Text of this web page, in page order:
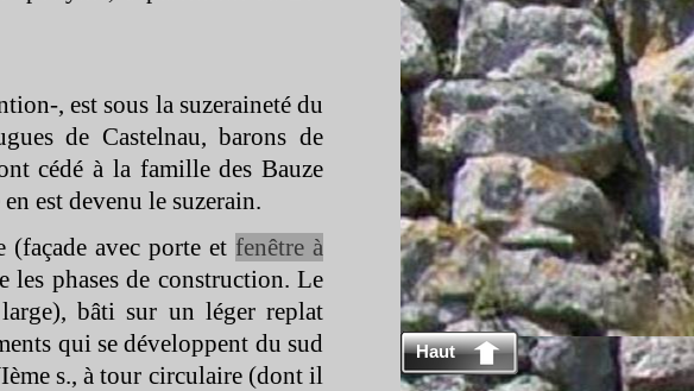
Haut
, est sous la suzeraineté du
de Castelnau, barons de
cédé à la famille des Bauze
est devenu le suzerain.
(façade avec porte et fenêtre à
phases de construction. Le
bâti sur un léger replat
qui se développent du sud
s., à tour circulaire (dont il